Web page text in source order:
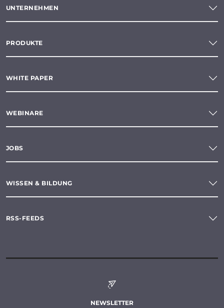
UNTERNEHMEN
PRODUKTE
WHITE PAPER
WEBINARE
JOBS
WISSEN & BILDUNG
RSS-FEEDS
NEWSLETTER